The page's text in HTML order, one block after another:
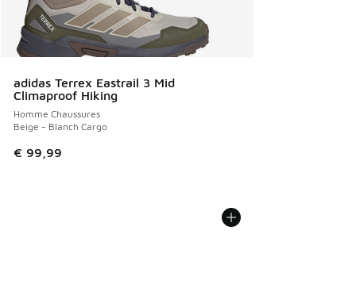
adidas Terrex Eastrail 3 Mid
Climaproof Hiking
Homme Chaussures
Beige - Blanch Cargo
€ 99,99